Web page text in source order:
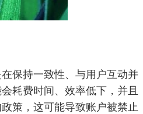
保持一致性、与用户互动并
耗费时间、效率低下，并且
策，这可能导致账户被禁止